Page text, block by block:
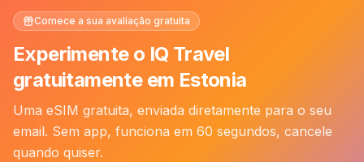
Comece a sua avaliação gratuita
Experimente o IQ Travel
gratuitamente em Estonia
Uma eSIM gratuita, enviada diretamente para o seu
email. Sem app, funciona em 60 segundos, cancele
quando quiser.